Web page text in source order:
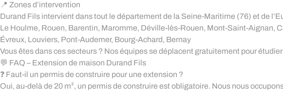
📍 Zones d’intervention
Durand Fils intervient dans tout le département de la Seine-Maritime (76) et de
Le Houlme, Rouen, Barentin, Maromme, Déville-lès-Rouen, Mont-Saint-Aignan,
Évreux, Louviers, Pont-Audemer, Bourg-Achard, Bernay
Vous êtes dans ces secteurs ? Nos équipes se déplacent gratuitement pour
💬 FAQ – Extension de maison Durand Fils
❓ Faut-il un permis de construire pour une extension ?
Oui, au-delà de 20 m², un permis de construire est obligatoire. Nous nous